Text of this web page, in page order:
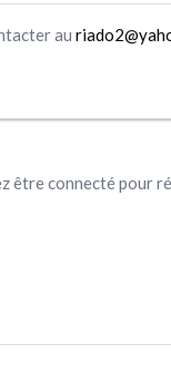
au
être connecté pour